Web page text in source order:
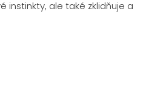
instinkty, ale také zklidňuje a